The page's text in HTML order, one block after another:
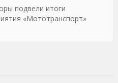
подвели итоги
«Мототранспорт»